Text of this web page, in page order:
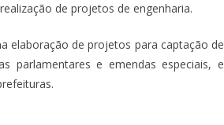
de projetos de engenharia.
elaboração de projetos para captação de
parlamentares e emendas especiais, e